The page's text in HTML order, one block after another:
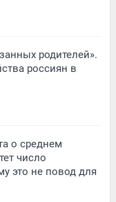
родителей».
россиян в
о среднем
число
это не повод для